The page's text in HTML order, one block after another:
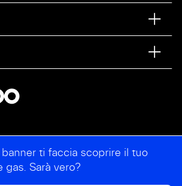
ti faccia scoprire il tuo
gas. Sarà vero?